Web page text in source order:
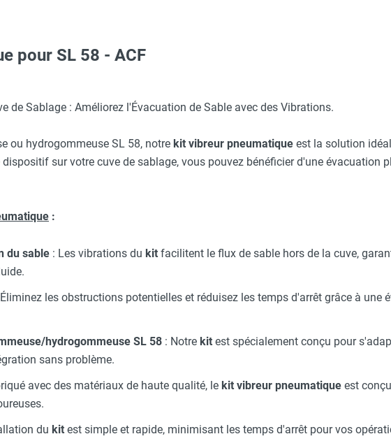
SL 58 Complète - ACF
pour SL 58 - ACF
de Sablage : Améliorez l'Évacuation de Sable avec des Vibrations.
ou hydrogommeuse SL 58, notre kit vibreur pneumatique est la solution
sur votre cuve de sablage, vous pouvez bénéficier d'une évacuation
:
du sable : Les vibrations du kit facilitent le flux de sable hors de la cuve,
les obstructions potentielles et réduisez les temps d'arrêt grâce à une
hydrogommeuse SL 58 : Notre kit est spécialement conçu pour
sans problème.
avec des matériaux de haute qualité, le kit vibreur pneumatique est
du kit est simple et rapide, minimisant les temps d'arrêt pour vos